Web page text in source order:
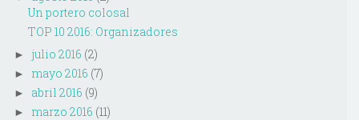
Un portero colosal
TOP 10 2016: Organizadores
► julio 2016 (2)
► mayo 2016 (7)
► abril 2016 (9)
► marzo 2016 (11)